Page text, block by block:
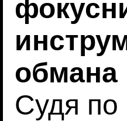
обмана
Судя по